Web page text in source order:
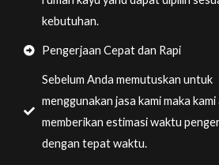
kebutuhan.
Pengerjaan Cepat dan Rapi
Sebelum Anda memutuskan untuk
menggunakan jasa kami maka kami
memberikan estimasi waktu
dengan tepat waktu.